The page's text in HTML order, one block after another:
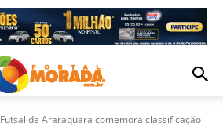
Futsal de Araraquara comemora classificação